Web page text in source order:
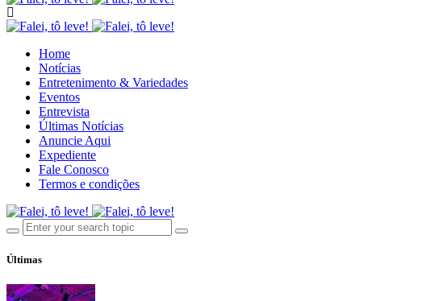
Home
Notícias
Entretenimento & Variedades
Eventos
Entrevista
Últimas Notícias
Anuncie Aqui
Expediente
Fale Conosco
Termos e condições
Últimas